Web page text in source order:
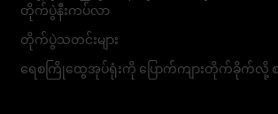
တိုက်ပွဲနီးကပ်လာ
တိုက်ပွဲသတင်းများ
ရေစကြိုထွေအုပ်ရုံးကို ပြောက်ကျားတိုက်ခိုက်လို့